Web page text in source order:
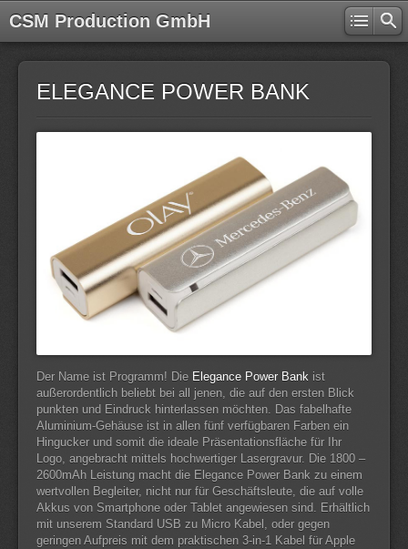
CSM Production GmbH
ELEGANCE POWER BANK
Der Name ist Programm! Die Elegance Power Bank ist
außerordentlich beliebt bei all jenen, die auf den ersten Blick
punkten und Eindruck hinterlassen möchten. Das fabelhafte
Aluminium-Gehäuse ist in allen fünf verfügbaren Farben ein
Hingucker und somit die ideale Präsentationsfläche für Ihr
Logo, angebracht mittels hochwertiger Lasergravur. Die 1800 –
2600mAh Leistung macht die Elegance Power Bank zu einem
wertvollen Begleiter, nicht nur für Geschäftsleute, die auf volle
Akkus von Smartphone oder Tablet angewiesen sind. Erhältlich
mit unserem Standard USB zu Micro Kabel, oder gegen
geringen Aufpreis mit dem praktischen 3-in-1 Kabel für Apple